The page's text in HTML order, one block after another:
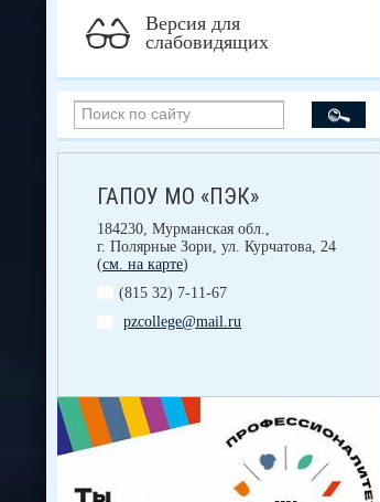
Версия для
слабовидящих
ГАПОУ МО «ПЭК»
184230, Мурманская обл.,
г. Полярные Зори, ул. Курчатова, 24
(см. на карте)
(815 32) 7-11-67
pzcollege@mail.ru